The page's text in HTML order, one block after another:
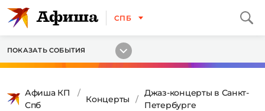
СПБ
ПОКАЗАТЬ СОБЫТИЯ
Афиша КП
Спб
Концерты
Джаз-концерты в Санкт-
Петербурге